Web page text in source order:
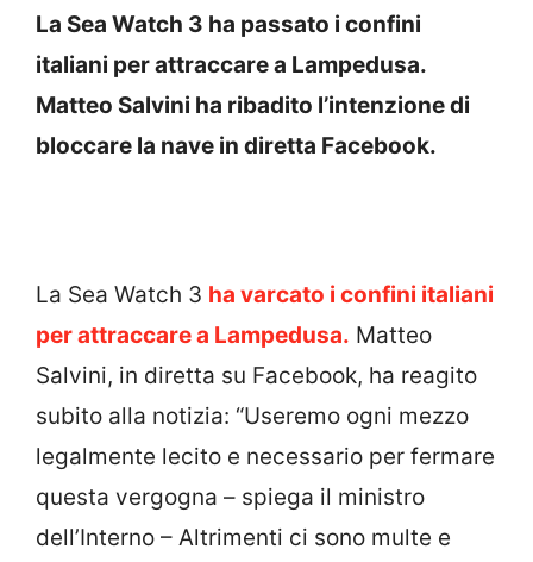
La Sea Watch 3 ha passato i confini
italiani per attraccare a Lampedusa.
Matteo Salvini ha ribadito l’intenzione di
bloccare la nave in diretta Facebook.
La Sea Watch 3 ha varcato i confini italiani
per attraccare a Lampedusa. Matteo
Salvini, in diretta su Facebook, ha reagito
subito alla notizia: “Useremo ogni mezzo
legalmente lecito e necessario per fermare
questa vergogna – spiega il ministro
dell’Interno – Altrimenti ci sono multe e